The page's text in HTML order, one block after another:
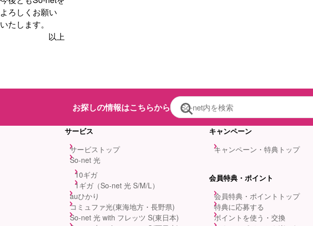
よろしくお願い
いたします。
以上
お探しの情報はこちらから
サービス
サービストップ
So-net 光
10ギガ
1ギガ（So-net 光 S/M/L）
auひかり
コミュファ光(東海地方・長野県)
So-net 光 with フレッツ S(東日本)
キャンペーン
キャンペーン・特典トップ
会員特典・ポイント
会員特典・ポイントトップ
特典に応募する
ポイントを使う・交換